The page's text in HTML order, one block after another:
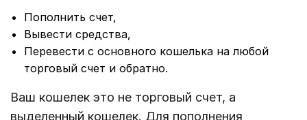
Пополнить счет,
Вывести средства,
Перевести с основного кошелька на любой
торговый счет и обратно.
Ваш кошелек это не торговый счет, а
выделенный кошелек. Для пополнения